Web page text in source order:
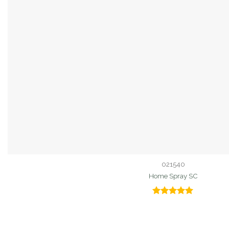
021540
Home Spray SC